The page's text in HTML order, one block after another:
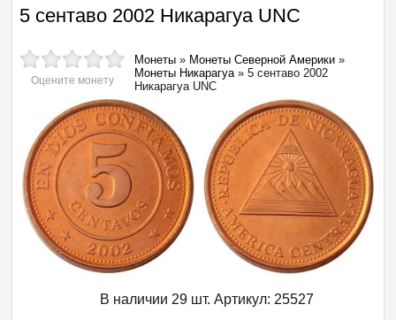
5 сентаво 2002 Никарагуа UNC
Оцените монету
Монеты » Монеты Северной Америки »
Монеты Никарагуа» 5 сентаво 2002
Никарагуа UNC
В наличии 29 шт. Артикул: 25527